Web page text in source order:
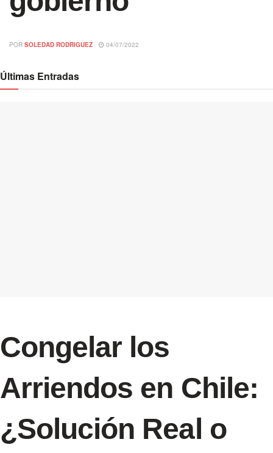
POR SOLEDAD RODRIGUEZ 04/07/2022
Últimas Entradas
Congelar los
Arriendos en Chile:
¿Solución Real o